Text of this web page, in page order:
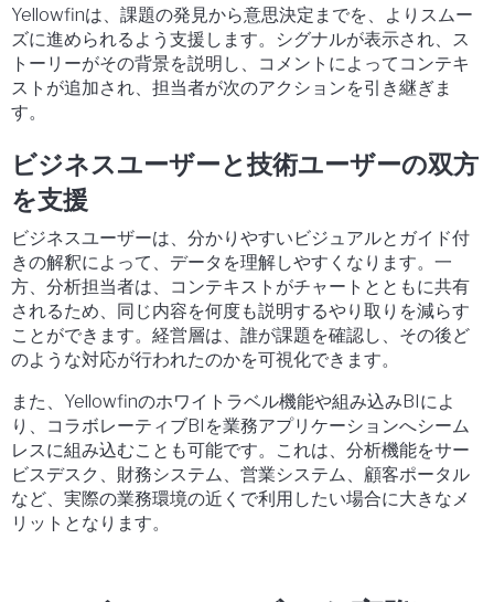
Yellowfinは、課題の発見から意思決定までを、よりスムー
ズに進められるよう支援します。シグナルが表示され、ス
トーリーがその背景を説明し、コメントによってコンテキ
ストが追加され、担当者が次のアクションを引き継ぎま
す。
ビジネスユーザーと技術ユーザーの双方
を支援
ビジネスユーザーは、分かりやすいビジュアルとガイド付
きの解釈によって、データを理解しやすくなります。一
方、分析担当者は、コンテキストがチャートとともに共有
されるため、同じ内容を何度も説明するやり取りを減らす
ことができます。経営層は、誰が課題を確認し、その後ど
のような対応が行われたのかを可視化できます。
また、Yellowfinのホワイトラベル機能や組み込みBIによ
り、コラボレーティブBIを業務アプリケーションへシーム
レスに組み込むことも可能です。これは、分析機能をサー
ビスデスク、財務システム、営業システム、顧客ポータル
など、実際の業務環境の近くで利用したい場合に大きなメ
リットとなります。